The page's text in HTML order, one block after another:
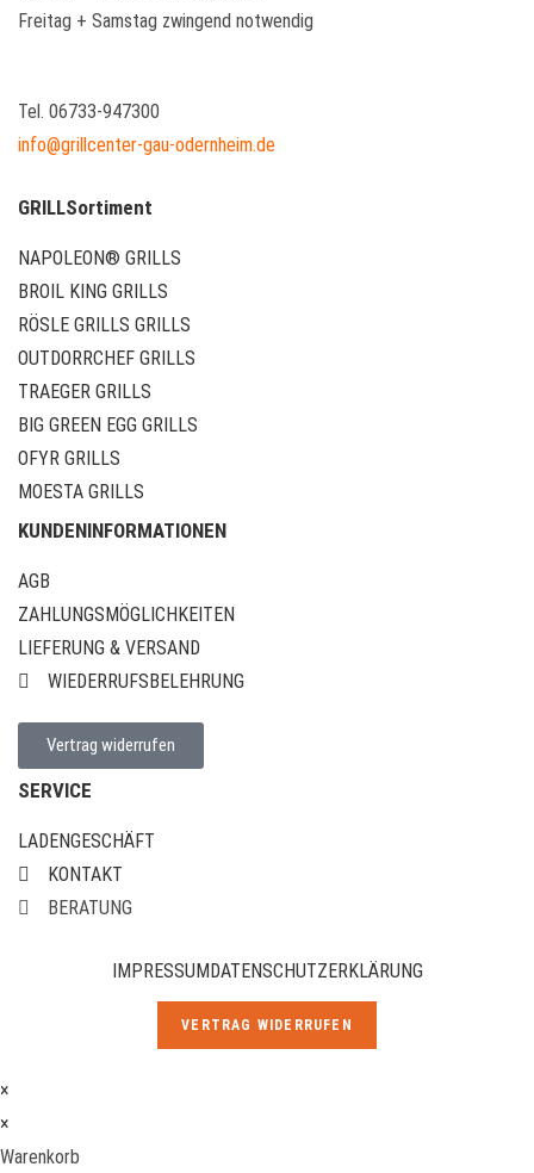
Freitag + Samstag zwingend notwendig
Tel. 06733-947300
info@grillcenter-gau-odernheim.de
GRILLSortiment
NAPOLEON® GRILLS
BROIL KING GRILLS
RÖSLE GRILLS GRILLS
OUTDORRCHEF GRILLS
TRAEGER GRILLS
BIG GREEN EGG GRILLS
OFYR GRILLS
MOESTA GRILLS
KUNDENINFORMATIONEN
AGB
ZAHLUNGSMÖGLICHKEITEN
LIEFERUNG & VERSAND
WIEDERRUFSBELEHRUNG
Vertrag widerrufen
SERVICE
LADENGESCHÄFT
KONTAKT
BERATUNG
IMPRESSUMDATENSCHUTZERKLÄRUNG
VERTRAG WIDERRUFEN
×
×
Warenkorb